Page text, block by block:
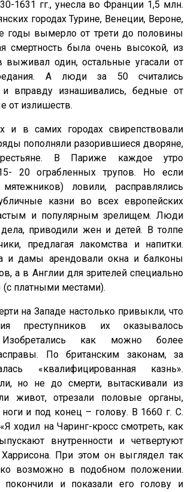
1631 гг., унесла во Франции 1,5 млн.
городах Турине, Венеции, Вероне,
годы вымерло от трети до половины
смертность была очень высокой, из
выживал один, остальные угасали от
А люди за 50 считались
и вправду изнашивались, бедные от
от излишеств.
и в самих городах свирепствовали
пополняли разорившиеся дворяне,
В Париже каждое утро
20 ограбленных трупов. Но если
ловили, расправлялись
казни во всех европейских
и популярным зрелищем. Люди
приводили жен и детей. В толпе
предлагая лакомства и напитки.
и дамы арендовали окна и балконы
а в Англии для зрителей специально
(с платными местами).
на Западе настолько привыкли, что
преступников их оказывалось
Изобретались как можно более
По британским законам, за
«квалифицированная казнь».
но не до смерти, вытаскивали из
живот, отрезали половые органы,
и под конец – голову. В 1660 г. С.
ходил на Чаринг-кросс смотреть, как
внутренности и четвертуют
Харрисона. При этом он выглядел так
возможно в подобном положении.
и показали его голову и